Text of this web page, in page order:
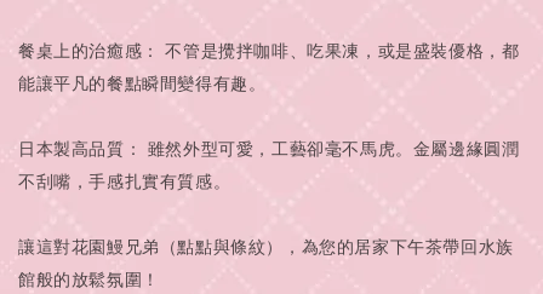
餐桌上的治癒感： 不管是攪拌咖啡、吃果凍，或是盛裝優格，都
能讓平凡的餐點瞬間變得有趣。
日本製高品質： 雖然外型可愛，工藝卻毫不馬虎。金屬邊緣圓潤
不刮嘴，手感扎實有質感。
讓這對花園鰻兄弟（點點與條紋），為您的居家下午茶帶回水族
館般的放鬆氛圍！